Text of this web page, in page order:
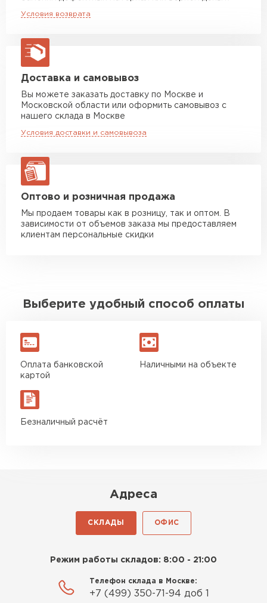
Монтаж простой, не требует крупных
финансовых расходов.
декоративно-защитным слоем Полиэстер.
макс. длина груза 13,5 м
Манипулятор до 5 тн
макс. длина груза 6 м
Манипулятор до 10 тн
макс. длина груза 8 м
Манипулятор до 20 тн
Условия возврата
Доставка и самовывоз
Вы можете заказать доставку по Москве и
Московской области или оформить самовывоз с
нашего склада в Москве
Условия доставки и самовывоза
Оптово и розничная продажа
Мы продаем товары как в розницу, так и оптом. В
зависимости от объемов заказа мы предоставляем
клиентам персональные скидки
Выберите удобный способ оплаты
Оплата банковской
картой
Наличными на объекте
Безналичный расчёт
Адреса
СКЛАДЫ ОФИС
Режим работы складов: 8:00 - 21:00
Телефон склада в Москве:
+7 (499) 350-71-94 доб 1